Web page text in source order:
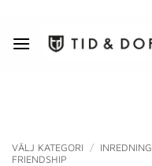
content
VÄLJ KATEGORI / INREDNING
FRIENDSHIP